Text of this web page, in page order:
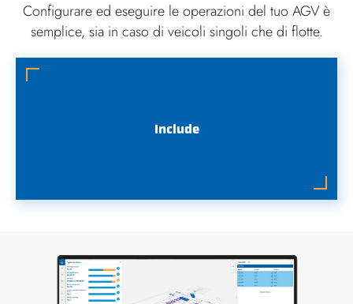
Include
Configurare ed eseguire le operazioni del tuo AGV è
semplice, sia in caso di veicoli singoli che di flotte.